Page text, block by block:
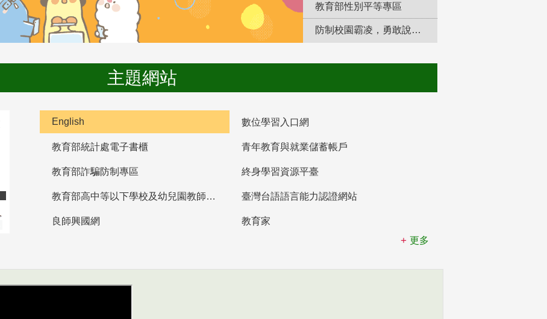
教育部性別平等專區
防制校園霸凌，勇敢說出來！
主題網站
English 數位學習入口網
教育部統計處電子書櫃 青年教育與就業儲蓄帳戶
教育部詐騙防制專區 終身學習資源平臺
教育部高中等以下學校及幼兒園教師資格檢定考試 臺灣台語語言能力認證網站
良師興國網
教育家
更多